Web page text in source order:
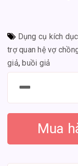
Dụng cụ kích dục
trợ quan hệ vợ
giả,buồi giả
Mua